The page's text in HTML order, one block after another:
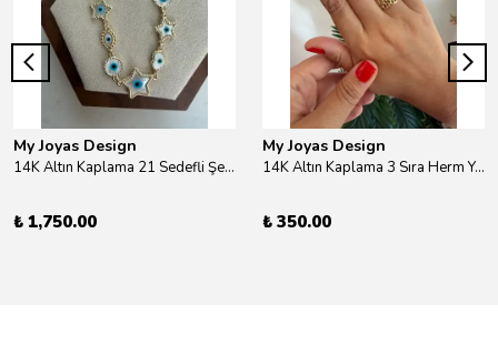
My Joyas Design
14K Altın Kaplama 21 Sedefli Şekiller Kolye 46cm
₺ 1,750.00
My Joyas Design
14K Altın Kaplama 3 Sıra Herm Yüzük Gold
₺ 350.00